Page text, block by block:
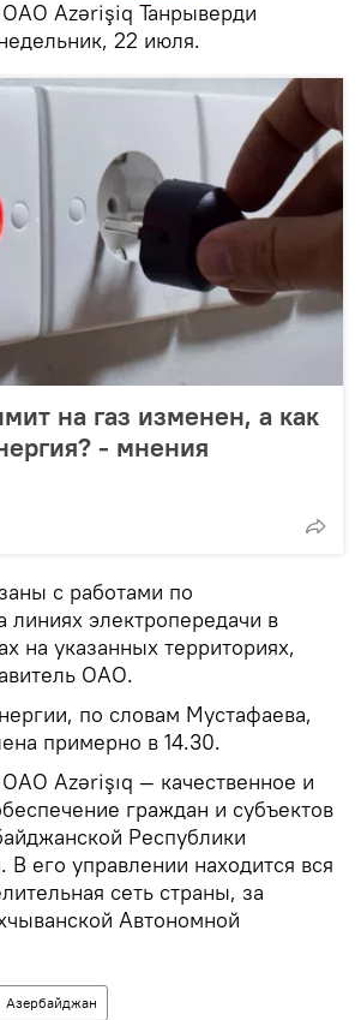
ОАО Azərişiq Танрыверди
22 июля.
на газ изменен, а как
- мнения
с работами по
линиях электропередачи в
на указанных территориях,
ОАО.
по словам Мустафаева,
примерно в 14.30.
Azərişıq — качественное и
граждан и субъектов
Республики
В его управлении находится вся
сеть страны, за
Автономной
Азербайджан